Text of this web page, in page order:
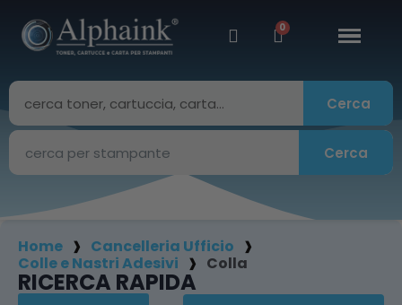
Cerca
Cerca
Home
Cancelleria Ufficio
Colle e Nastri Adesivi
Colla
RICERCA RAPIDA